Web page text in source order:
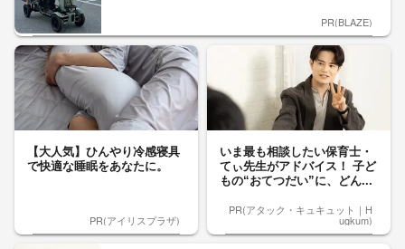
PR(BLAZE)
【大人気】ひんやり冷感寝具
で快適な睡眠をあなたに。
PR(アイリスプラザ)
いま最も相談したい保育士・
てぃ先生がアドバイス！ 子ど
もの“おてつだい”に、どん...
PR(アタック・キュキュット｜H
ugkum)